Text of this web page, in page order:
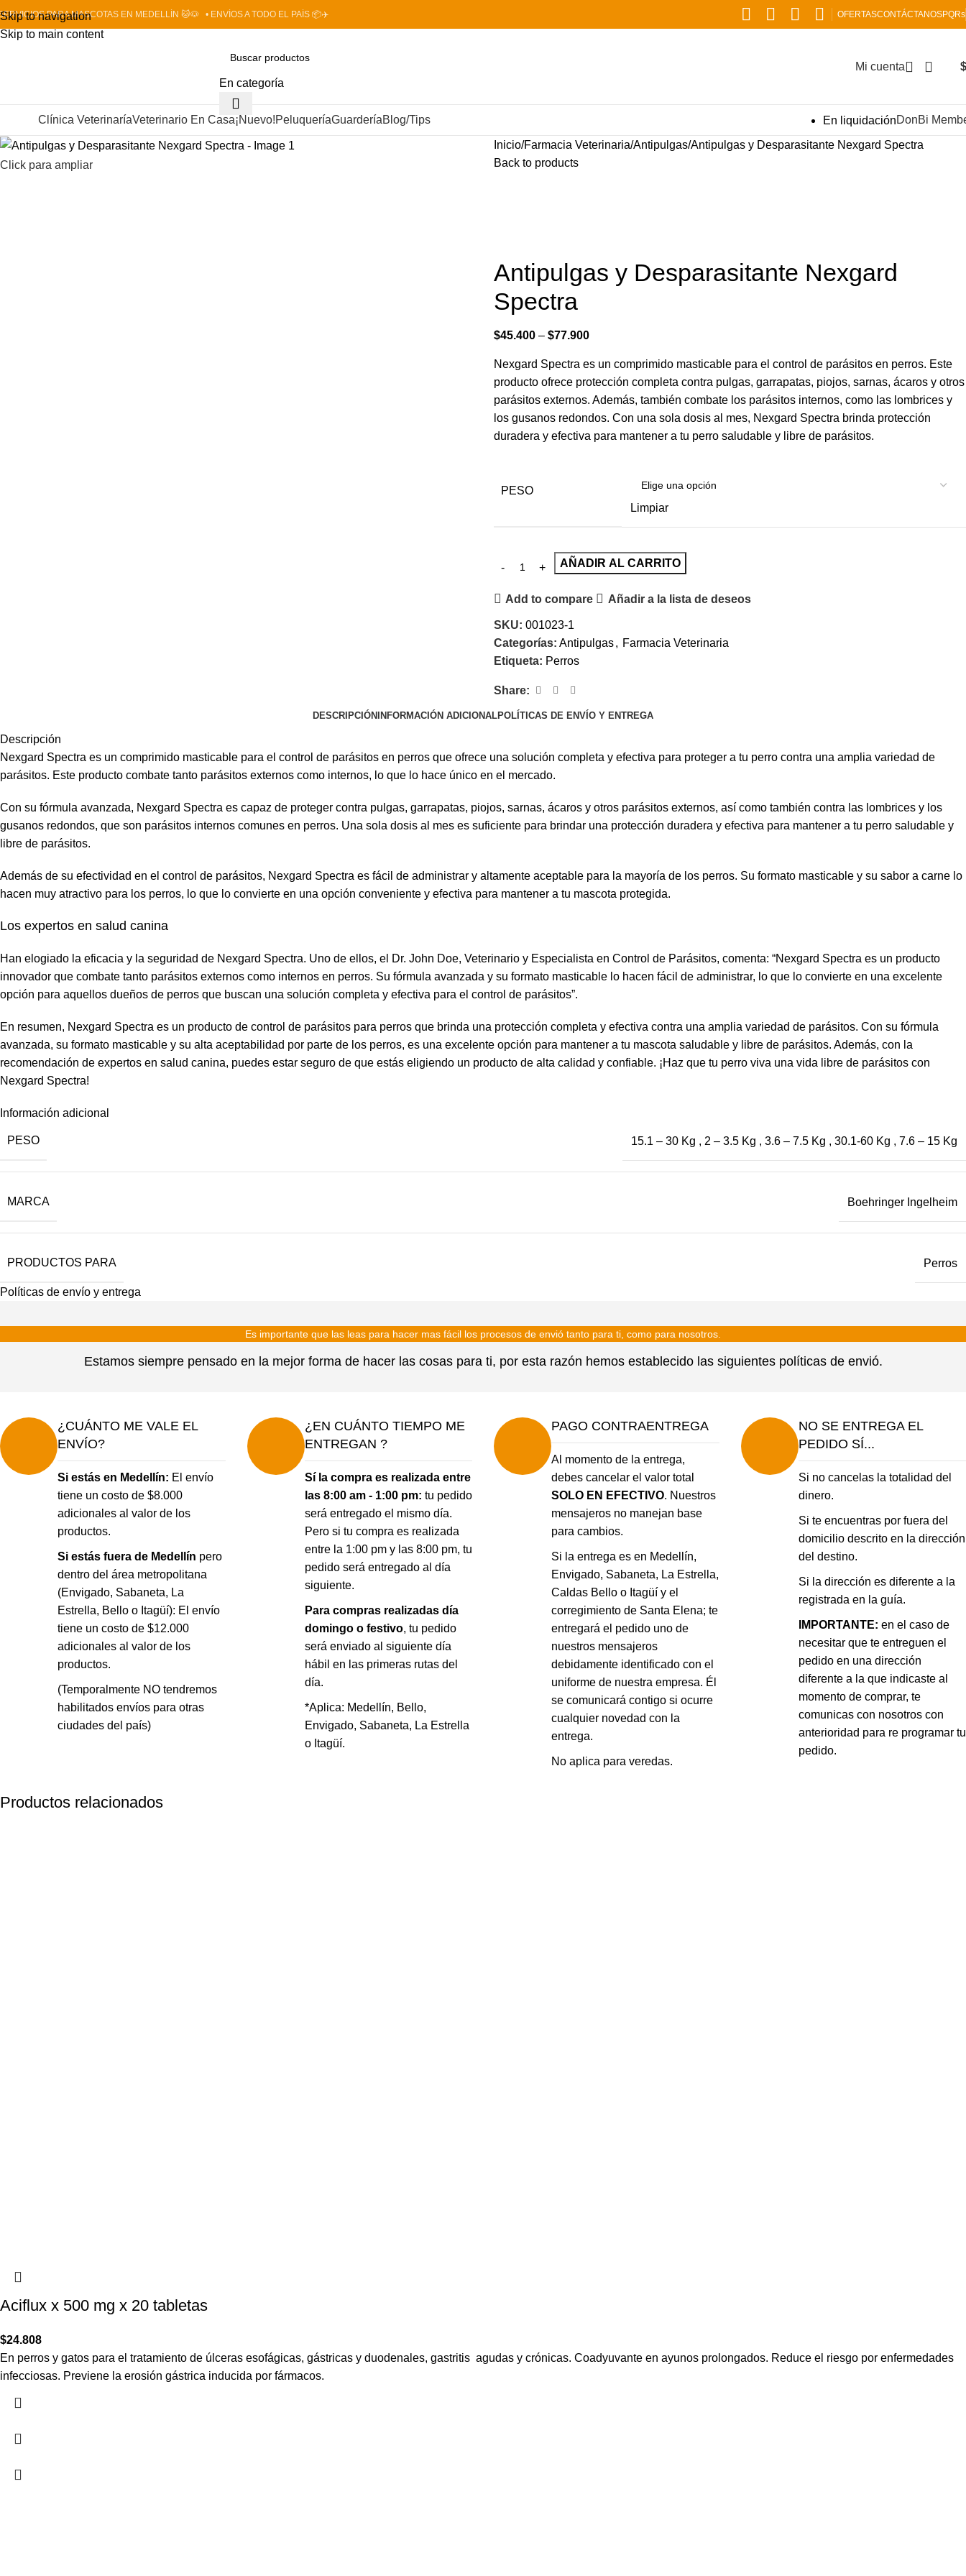
Skip to navigation
Skip to main content
PARA MASCOTAS EN MEDELLÍN 🐱🐶 • ENVÍOS A TODO EL PAÍS 📦✈️ OFERTASCONTÁCTANOSPQRs
En categoría
Mi cuenta $
Clínica VeterinaríaVeterinario En Casa¡Nuevo!PeluqueríaGuarderíaBlog/Tips En liquidaciónDonBi
Click para ampliar
Inicio Farmacia Veterinaria Antipulgas Antipulgas y Desparasitante Nexgard Spectra
Back to products
Antipulgas y Desparasitante Nexgard
Spectra
$45.400 – $77.900
Nexgard Spectra es un comprimido masticable para el control de parásitos en perros. Este
producto ofrece protección completa contra pulgas, garrapatas, piojos, sarnas, ácaros y otros
parásitos externos. Además, también combate los parásitos internos, como las lombrices y
los gusanos redondos. Con una sola dosis al mes, Nexgard Spectra brinda protección
duradera y efectiva para mantener a tu perro saludable y libre de parásitos.
PESO
Limpiar
AÑADIR AL CARRITO
Add to compare Añadir a la lista de deseos
SKU: 001023-1
Categorías: Antipulgas, Farmacia Veterinaria
Etiqueta: Perros
Share:
DESCRIPCIÓNINFORMACIÓN ADICIONALPOLÍTICAS DE ENVÍO Y ENTREGA
Descripción
Nexgard Spectra es un comprimido masticable para el control de parásitos en perros que ofrece una solución completa y efectiva para proteger a tu perro contra una amplia variedad de
parásitos. Este producto combate tanto parásitos externos como internos, lo que lo hace único en el mercado.
Con su fórmula avanzada, Nexgard Spectra es capaz de proteger contra pulgas, garrapatas, piojos, sarnas, ácaros y otros parásitos externos, así como también contra las lombrices y los
gusanos redondos, que son parásitos internos comunes en perros. Una sola dosis al mes es suficiente para brindar una protección duradera y efectiva para mantener a tu perro saludable y
libre de parásitos.
Además de su efectividad en el control de parásitos, Nexgard Spectra es fácil de administrar y altamente aceptable para la mayoría de los perros. Su formato masticable y su sabor a carne lo
hacen muy atractivo para los perros, lo que lo convierte en una opción conveniente y efectiva para mantener a tu mascota protegida.
Los expertos en salud canina
Han elogiado la eficacia y la seguridad de Nexgard Spectra. Uno de ellos, el Dr. John Doe, Veterinario y Especialista en Control de Parásitos, comenta: “Nexgard Spectra es un producto
innovador que combate tanto parásitos externos como internos en perros. Su fórmula avanzada y su formato masticable lo hacen fácil de administrar, lo que lo convierte en una excelente
opción para aquellos dueños de perros que buscan una solución completa y efectiva para el control de parásitos”.
En resumen, Nexgard Spectra es un producto de control de parásitos para perros que brinda una protección completa y efectiva contra una amplia variedad de parásitos. Con su fórmula
avanzada, su formato masticable y su alta aceptabilidad por parte de los perros, es una excelente opción para mantener a tu mascota saludable y libre de parásitos. Además, con la
recomendación de expertos en salud canina, puedes estar seguro de que estás eligiendo un producto de alta calidad y confiable. ¡Haz que tu perro viva una vida libre de parásitos con
Nexgard Spectra!
Información adicional
PESO 15.1 – 30 Kg , 2 – 3.5 Kg , 3.6 – 7.5 Kg , 30.1-60 Kg , 7.6 – 15 Kg
MARCA Boehringer Ingelheim
PRODUCTOS PARA Perros
Políticas de envío y entrega
Es importante que las leas para hacer mas fácil los procesos de envió tanto para ti, como para nosotros.
Estamos siempre pensado en la mejor forma de hacer las cosas para ti, por esta razón hemos establecido las siguientes políticas de envió.
¿CUÁNTO ME VALE EL
ENVÍO?
Si estás en Medellín: El envío
tiene un costo de $8.000
adicionales al valor de los
productos.
Si estás fuera de Medellín pero
dentro del área metropolitana
(Envigado, Sabaneta, La
Estrella, Bello o Itagüí): El envío
tiene un costo de $12.000
adicionales al valor de los
productos.
(Temporalmente NO tendremos
habilitados envíos para otras
ciudades del país)
¿EN CUÁNTO TIEMPO ME
ENTREGAN ?
Sí la compra es realizada entre
las 8:00 am - 1:00 pm: tu pedido
será entregado el mismo día.
Pero si tu compra es realizada
entre la 1:00 pm y las 8:00 pm, tu
pedido será entregado al día
siguiente.
Para compras realizadas día
domingo o festivo, tu pedido
será enviado al siguiente día
hábil en las primeras rutas del
día.
*Aplica: Medellín, Bello,
Envigado, Sabaneta, La Estrella
o Itagüí.
PAGO CONTRAENTREGA
Al momento de la entrega,
debes cancelar el valor total
SOLO EN EFECTIVO. Nuestros
mensajeros no manejan base
para cambios.
Si la entrega es en Medellín,
Envigado, Sabaneta, La Estrella,
Caldas Bello o Itagüí y el
corregimiento de Santa Elena; te
entregará el pedido uno de
nuestros mensajeros
debidamente identificado con el
uniforme de nuestra empresa. Él
se comunicará contigo si ocurre
cualquier novedad con la
entrega.
No aplica para veredas.
NO SE ENTREGA EL
PEDIDO SÍ...
Si no cancelas la totalidad del
dinero.
Si te encuentras por fuera del
domicilio descrito en la dirección
del destino.
Si la dirección es diferente a la
registrada en la guía.
IMPORTANTE: en el caso de
necesitar que te entreguen el
pedido en una dirección
diferente a la que indicaste al
momento de comprar, te
comunicas con nosotros con
anterioridad para re programar tu
pedido.
Productos relacionados
Aciflux x 500 mg x 20 tabletas
$24.808
En perros y gatos para el tratamiento de úlceras esofágicas, gástricas y duodenales, gastritis agudas y crónicas. Coadyuvante en ayunos prolongados. Reduce el riesgo por enfermedades
infecciosas. Previene la erosión gástrica inducida por fármacos.